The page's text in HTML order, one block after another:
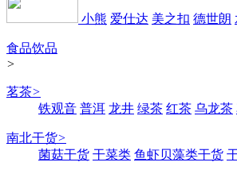
小熊 爱仕达 美之扣 德世朗
食品饮品
>
茗茶>
铁观音 普洱 龙井 绿茶 红茶 乌龙茶
南北干货>
菌菇干货 干菜类 鱼虾贝藻类干货